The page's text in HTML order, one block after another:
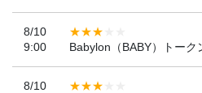
8/10
9:00
Babylon（BABY）トーク
8/10